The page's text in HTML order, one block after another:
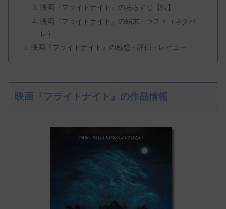
映画『フライトナイト』のあらすじ【転】
映画『フライトナイト』の結末・ラスト（ネタバ
レ）
映画『フライトナイト』の感想・評価・レビュー
映画『フライトナイト』の作品情報